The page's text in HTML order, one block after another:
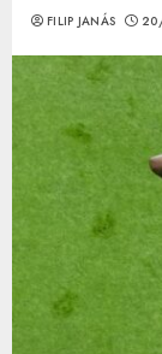
FILIP JANÁS